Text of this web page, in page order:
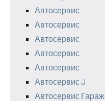
Автосервис
Автосервис
Автосервис
Автосервис
Автосервис
Автосервис J
Автосервис Гараж